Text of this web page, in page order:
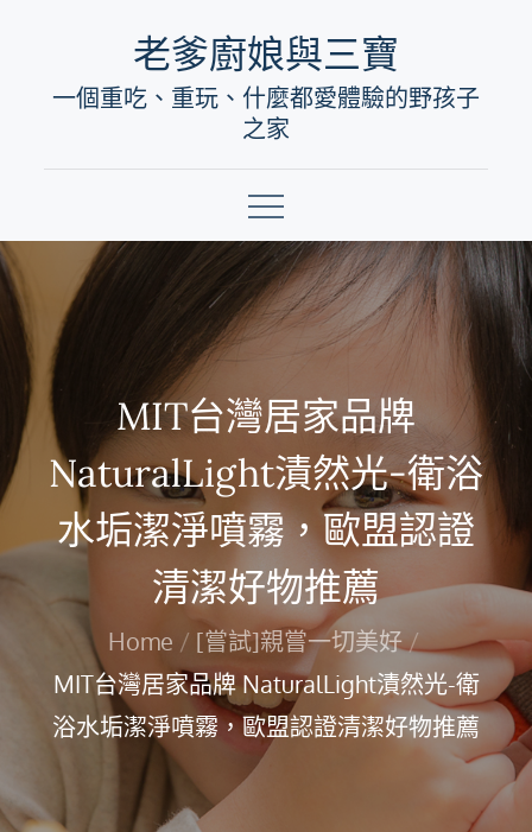
content
老爹廚娘與三寶
一個重吃、重玩、什麼都愛體驗的野孩子
之家
MIT台灣居家品牌
NaturalLight漬然光-衛浴
水垢潔淨噴霧，歐盟認證
清潔好物推薦
Home
[嘗試]親嘗一切美好
MIT台灣居家品牌 NaturalLight漬然光-衛
浴水垢潔淨噴霧，歐盟認證清潔好物推薦